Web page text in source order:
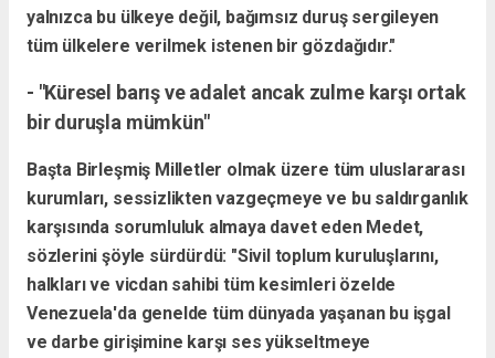
yalnızca bu ülkeye değil, bağımsız duruş sergileyen
tüm ülkelere verilmek istenen bir gözdağıdır."
- "Küresel barış ve adalet ancak zulme karşı ortak
bir duruşla mümkün"
Başta Birleşmiş Milletler olmak üzere tüm uluslararası
kurumları, sessizlikten vazgeçmeye ve bu saldırganlık
karşısında sorumluluk almaya davet eden Medet,
sözlerini şöyle sürdürdü: "Sivil toplum kuruluşlarını,
halkları ve vicdan sahibi tüm kesimleri özelde
Venezuela'da genelde tüm dünyada yaşanan bu işgal
ve darbe girişimine karşı ses yükseltmeye